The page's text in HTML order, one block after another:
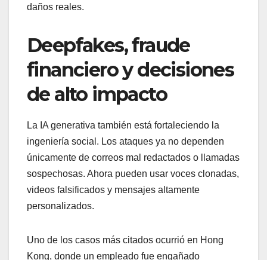
daños reales.
Deepfakes, fraude
financiero y decisiones
de alto impacto
La IA generativa también está fortaleciendo la
ingeniería social. Los ataques ya no dependen
únicamente de correos mal redactados o llamadas
sospechosas. Ahora pueden usar voces clonadas,
videos falsificados y mensajes altamente
personalizados.
Uno de los casos más citados ocurrió en Hong
Kong, donde un empleado fue engañado